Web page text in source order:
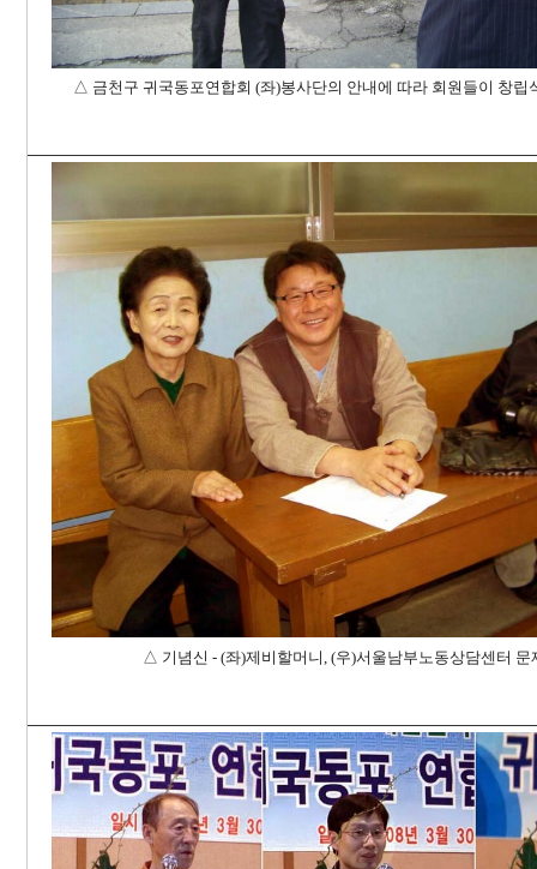
△ 금천구 귀국동포연합회 (좌)봉사단의 안내에 따라 회원들이 창립
△ 기념신 - (좌)제비할머니, (우)서울남부노동상담센터